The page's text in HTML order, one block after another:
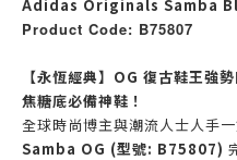
Adidas Originals Samba
Product Code: B75807
【永恆經典】OG 復古鞋王
焦糖底必備神鞋！
全球時尚博主與潮流人士人手
Samba OG (型號: B75807)